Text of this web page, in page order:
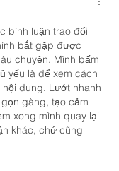
bình luận trao đổi
bắt gặp được
chuyện. Mình bấm
yếu là để xem cách
dung. Lướt nhanh
gàng, tạo cảm
xong mình quay lại
khác, chứ cũng